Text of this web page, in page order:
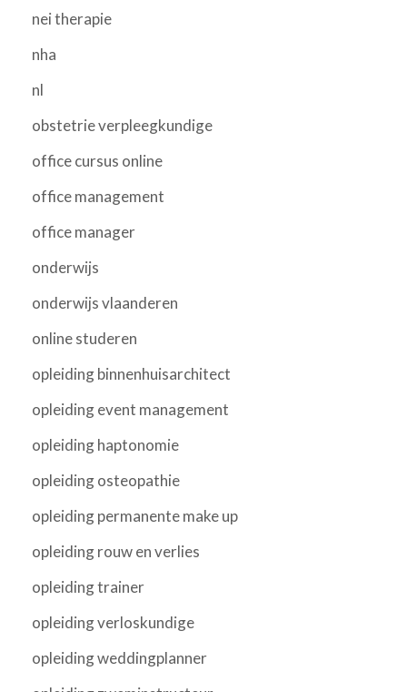
nei therapie
nha
nl
obstetrie verpleegkundige
office cursus online
office management
office manager
onderwijs
onderwijs vlaanderen
online studeren
opleiding binnenhuisarchitect
opleiding event management
opleiding haptonomie
opleiding osteopathie
opleiding permanente make up
opleiding rouw en verlies
opleiding trainer
opleiding verloskundige
opleiding weddingplanner